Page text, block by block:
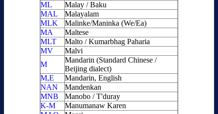
ML
Malay / Baku
MAL
Malayalam
MLK
Malinke/Maninka (We/Ea)
MA
Maltese
MLT
Malto / Kumarbhag Paharia
MV
Malvi
M
Mandarin (Standard Chinese /
Beijing dialect)
M,E
Mandarin, English
NAN
Mandenkan
MNB
Manobo / T'duray
K-M
Manumanaw Karen